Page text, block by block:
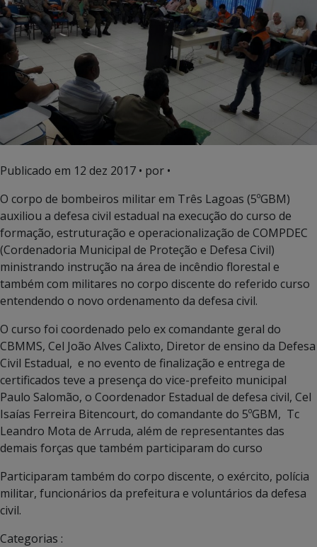
Publicado em 12 dez 2017 • por •
O corpo de bombeiros militar em Três Lagoas (5ºGBM)
auxiliou a defesa civil estadual na execução do curso de
formação, estruturação e operacionalização de COMPDEC
(Cordenadoria Municipal de Proteção e Defesa Civil)
ministrando instrução na área de incêndio florestal e
também com militares no corpo discente do referido curso
entendendo o novo ordenamento da defesa civil.
O curso foi coordenado pelo ex comandante geral do
CBMMS, Cel João Alves Calixto, Diretor de ensino da Defesa
Civil Estadual, e no evento de finalização e entrega de
certificados teve a presença do vice-prefeito municipal
Paulo Salomão, o Coordenador Estadual de defesa civil, Cel
Isaías Ferreira Bitencourt, do comandante do 5ºGBM, Tc
Leandro Mota de Arruda, além de representantes das
demais forças que também participaram do curso
Participaram também do corpo discente, o exército, polícia
militar, funcionários da prefeitura e voluntários da defesa
civil.
Categorias :